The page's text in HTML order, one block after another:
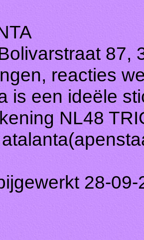
87,
reacties
is een ideële
NL48
28-09-